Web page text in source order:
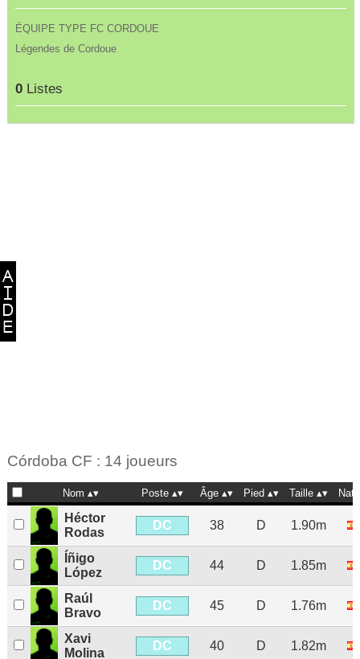
ÉQUIPE TYPE FC CORDOUE
Légendes de Cordoue
0Listes
Córdoba CF : 14 joueurs
Nom Poste Âge Pied Taille Nat
Héctor
Rodas
DC 38 D 1.90m
Íñigo
López
DC 44 D 1.85m
Raúl
Bravo
DC 45 D 1.76m
Xavi
Molina
DC 40 D 1.82m